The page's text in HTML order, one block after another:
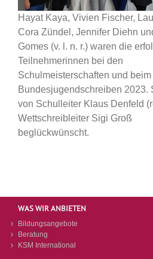
Hayat Kaya, Vivien Fischer,
Cora Zündel, Jennifer Diehn
Gomes (v. l. n. r.) waren die
Teilnehmerinnen bei den
Schulmeisterschaften und beim
Bundesjugendschreiben 2023.
von Schulleiter Klaus Denfeld
Wettschreibleiter Sigi Groß
beglückwünscht.
WAS WIR ANBIETEN
Bildungsangebote
Beratung
KSM International